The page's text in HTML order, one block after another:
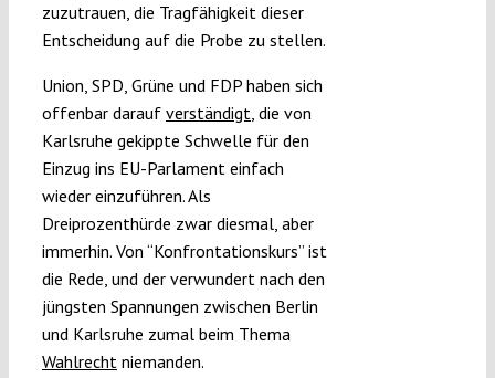
Projects
zuzutrauen, die Tragfähigkeit dieser
Entscheidung auf die Probe zu stellen.
Union, SPD, Grüne und FDP haben sich
offenbar darauf verständigt, die von
Karlsruhe gekippte Schwelle für den
Einzug ins EU-Parlament einfach
wieder einzuführen. Als
Dreiprozenthürde zwar diesmal, aber
immerhin. Von “Konfrontationskurs” ist
die Rede, und der verwundert nach den
jüngsten Spannungen zwischen Berlin
und Karlsruhe zumal beim Thema
Wahlrechtniemanden.